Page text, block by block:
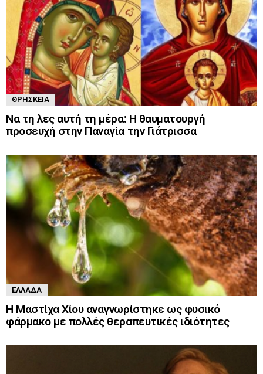
ΘΡΗΣΚΕΊΑ
Να τη λες αυτή τη μέρα: Η θαυματουργή
προσευχή στην Παναγία την Γιάτρισσα
ΕΛΛΆΔΑ
Η Μαστίχα Χίου αναγνωρίστηκε ως φυσικό
φάρμακο με πολλές θεραπευτικές ιδιότητες